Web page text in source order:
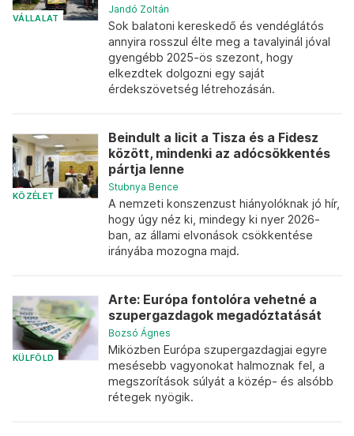
VÁLLALAT
Jandó Zoltán
Sok balatoni kereskedő és vendéglátós
annyira rosszul élte meg a tavalyinál jóval
gyengébb 2025-ös szezont, hogy
elkezdtek dolgozni egy saját
érdekszövetség létrehozásán.
KÖZÉLET
Beindult a licit a Tisza és a Fidesz
között, mindenki az adócsökkentés
pártja lenne
Stubnya Bence
A nemzeti konszenzust hiányolóknak jó hír,
hogy úgy néz ki, mindegy ki nyer 2026-
ban, az állami elvonások csökkentése
irányába mozogna majd.
KÜLFÖLD
Arte: Európa fontolóra vehetné a
szupergazdagok megadóztatását
Bozsó Ágnes
Miközben Európa szupergazdagjai egyre
mesésebb vagyonokat halmoznak fel, a
megszorítások súlyát a közép- és alsóbb
rétegek nyögik.